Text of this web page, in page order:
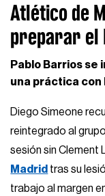
Atlético de
preparar el
Pablo Barrios se
una práctica con
Diego Simeone
reintegrado al
sesión sin Clement
Madrid tras su
trabajo al margen